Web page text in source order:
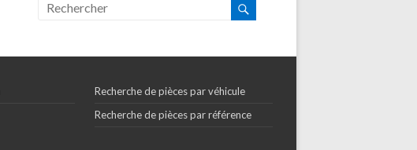
Recherche de pièces par véhicule
Recherche de pièces par référence